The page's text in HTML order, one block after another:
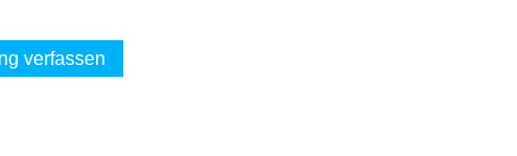
verfassen